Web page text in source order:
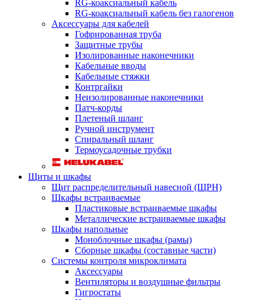
RG-коаксиальный кабель
RG-коаксиальный кабель без галогенов
Аксессуары для кабелей
Гофрированная труба
Защитные трубы
Изолированные наконечники
Кабельные вводы
Кабельные стяжки
Контргайки
Неизолированные наконечники
Патч-корды
Плетеный шланг
Ручной инструмент
Спиральный шланг
Термоусадочные трубки
Щиты и шкафы
Щит распределительный навесной (ЩРН)
Шкафы встраиваемые
Пластиковые встраиваемые шкафы
Металлические встраиваемые шкафы
Шкафы напольные
Моноблочные шкафы (рамы)
Сборные шкафы (составные части)
Системы контроля микроклимата
Аксессуары
Вентиляторы и воздушные фильтры
Гигростаты